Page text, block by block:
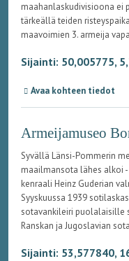
maahanlaskudivisioona ei
tärkeällä teiden
maavoimien 3. armeija
Sijainti: 50,005775,
Avaa kohteen tiedot
Armeijamuseo
Syvällä Länsi-Pommerin
maailmansota lähes alkoi
kenraali Heinz Guderian
Syyskuussa 1939
sotavankileiri puolalaisille
Ranskan ja Jugoslavian
Sijainti: 53,577840,